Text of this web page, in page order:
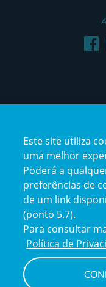
e
Este site utiliza
uma melhor
Poderá a
preferências de
de um link
(ponto 5.7).
Para consultar
Política de